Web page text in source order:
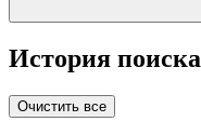
История поиска
Очистить все